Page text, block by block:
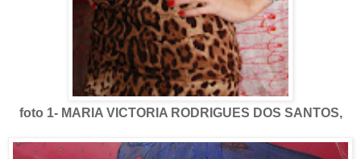
foto 1- MARIA VICTORIA RODRIGUES DOS SANTOS,